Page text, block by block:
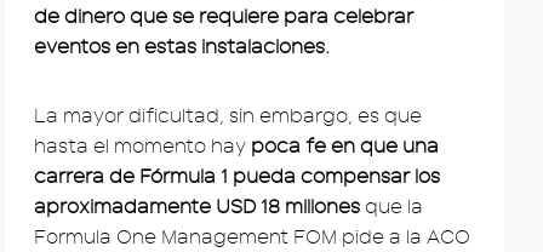
de dinero que se requiere para celebrar
eventos en estas instalaciones.
La mayor dificultad, sin embargo, es que
hasta el momento hay poca fe en que una
carrera de Fórmula 1 pueda compensar los
aproximadamente USD 18 millones que la
Formula One Management FOM pide a la ACO